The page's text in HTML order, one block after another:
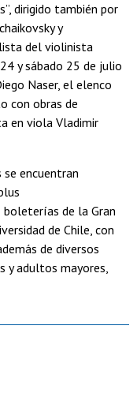
dirigido también por
y
del violinista
y sábado 25 de julio
Naser, el elenco
con obras de
en viola Vladimir
encuentran
boleterías de la Gran
de Chile, con
de diversos
y adultos mayores,